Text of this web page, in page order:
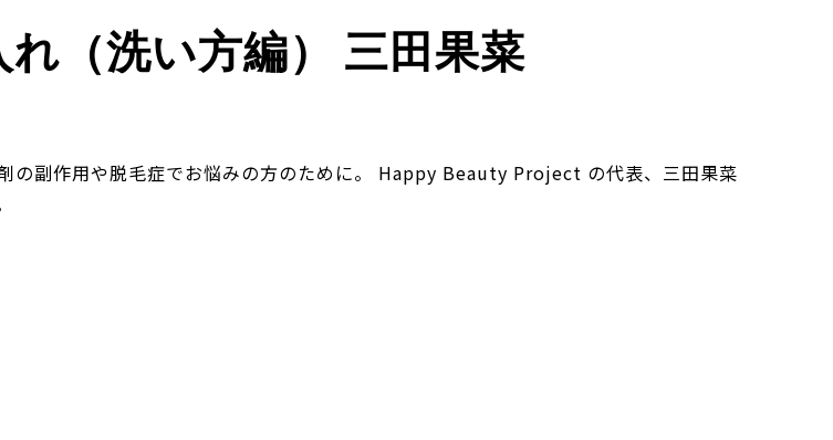
（洗い方編） 三田果菜
の副作用や脱毛症でお悩みの方のために。 Happy Beauty Project の代表、三田果菜